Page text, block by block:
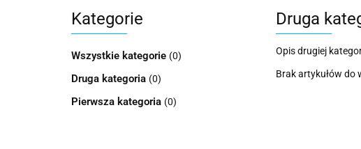
Kategorie
Wszystkie kategorie (0)
Druga kategoria (0)
Pierwsza kategoria (0)
Druga
Opis drugiej
Brak artykułów do